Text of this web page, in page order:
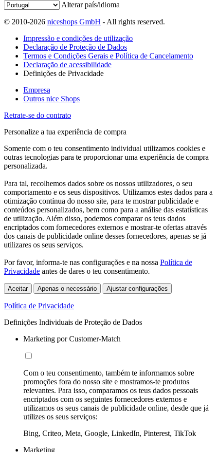
Alterar país/idioma
© 2010-2026 niceshops GmbH - All rights reserved.
Impressão e condições de utilização
Declaração de Proteção de Dados
Termos e Condições Gerais e Política de Cancelamento
Declaração de acessibilidade
Definições de Privacidade
Empresa
Outros nice Shops
Retrate-se do contrato
Personalize a tua experiência de compra
Somente com o teu consentimento individual utilizamos cookies e
outras tecnologias para te proporcionar uma experiência de compra
personalizada.
Para tal, recolhemos dados sobre os nossos utilizadores, o seu
comportamento e os seus dispositivos. Utilizamos estes dados para a
otimização contínua do nosso site, para te mostrar publicidade e
conteúdos personalizados, bem como para a análise das estatísticas
de utilização. Além disso, podemos comparar os teus dados
encriptados com fornecedores externos e mostrar-te ofertas através
dos canais de publicidade online desses fornecedores, apenas se já
utilizares os seus serviços.
Por favor, informa-te nas configurações e na nossa Política de
Privacidade antes de dares o teu consentimento.
Aceitar Apenas o necessário Ajustar configurações
Política de Privacidade
Definições Individuais de Proteção de Dados
Marketing por Customer-Match
Com o teu consentimento, também te informamos sobre
promoções fora do nosso site e mostramos-te produtos
relevantes. Para isso, comparamos os teus dados pessoais
encriptados com os seguintes fornecedores externos e
utilizamos os seus canais de publicidade online, desde que já
utilizes os seus serviços:
Bing, Criteo, Meta, Google, LinkedIn, Pinterest, TikTok
Marketing